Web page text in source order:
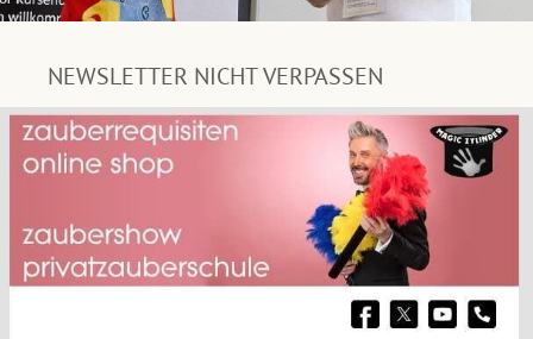
NEWSLETTER NICHT VERPASSEN